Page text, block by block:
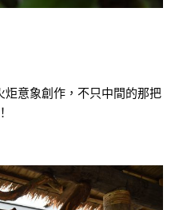
意象創作，不只中間的那把